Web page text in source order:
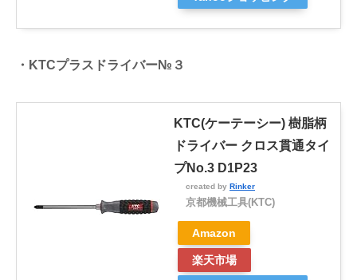
・KTCプラスドライバー№３
KTC(ケーテーシー) 樹脂柄
ドライバー クロス貫通タイ
プNo.3 D1P23
created by Rinker
京都機械工具(KTC)
Amazon
楽天市場